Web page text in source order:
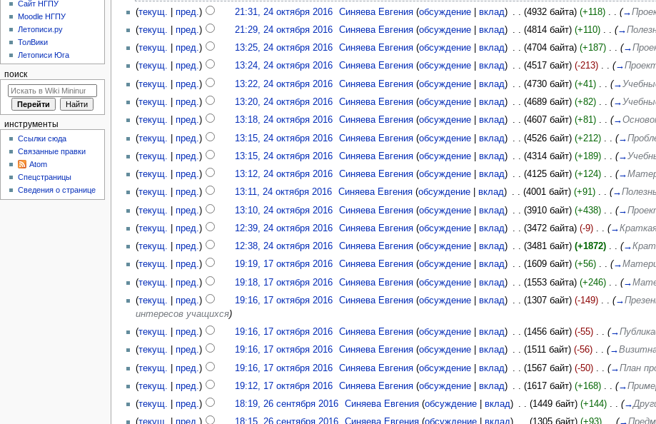
(текущ. пред. ) 21:31, 24 октября 2016‎ Синяева Евгения (обсуждение |вклад) (4932 байта) (+118)‎ (→
(текущ. пред.) 21:29, 24 октября 2016‎ Синяева Евгения (обсуждение |вклад) . . (4814 байт) (+110)‎ . . (→
(текущ. пред.) 13:25, 24 октября 2016‎ Синяева Евгения (обсуждение |вклад) . . (4704 байта) (+187)‎ . . (→
(текущ. пред.) 13:24, 24 октября 2016‎ Синяева Евгения (обсуждение |вклад) . . (4517 байт) (-213)‎ . . (→
(текущ. пред. ) 13:22, 24 октября 2016‎ Синяева Евгения (обсуждение |вклад) (4730 байт) (+41)‎ (→
(текущ. пред.) 13:20, 24 октября 2016‎ Синяева Евгения (обсуждение |вклад) . . (4689 байт) (+82)‎ . . (→
(текущ. пред.) 13:18, 24 октября 2016‎ Синяева Евгения (обсуждение |вклад) . . (4607 байт) (+81)‎ . . (→
(текущ. пред. ) 13:15, 24 октября 2016‎ Синяева Евгения (обсуждение |вклад) (4526 байт) (+212)‎ (→
(текущ. пред. ) 13:15, 24 октября 2016‎ Синяева Евгения (обсуждение |вклад) (4314 байт) (+189)‎ (→
(текущ. пред.) 13:12, 24 октября 2016‎ Синяева Евгения (обсуждение |вклад) . . (4125 байт) (+124)‎ . . (→
(текущ. пред.) 13:11, 24 октября 2016‎ Синяева Евгения (обсуждение |вклад) . . (4001 байт) (+91)‎ . . (→
(текущ. пред. ) 13:10, 24 октября 2016‎ Синяева Евгения (обсуждение |вклад) (3910 байт) (+438)‎ (→
(текущ. пред.) 12:39, 24 октября 2016‎ Синяева Евгения (обсуждение |вклад) . . (3472 байта) (-9)‎ . . (→
(текущ. пред.) 12:38, 24 октября 2016‎ Синяева Евгения (обсуждение |вклад) . . (3481 байт) (+1872)‎ . . (→
(текущ. пред.) 19:19, 17 октября 2016‎ Синяева Евгения (обсуждение |вклад) . . (1609 байт) (+56)‎ . . (→
(текущ. пред. ) 19:18, 17 октября 2016‎ Синяева Евгения (обсуждение |вклад) (1553 байта) (+246)‎ (→
(текущ. пред.) 19:16, 17 октября 2016‎ Синяева Евгения (обсуждение |вклад) . . (1307 байт) (-149)‎ . . (→
интересов учащихся)
(текущ. пред.) 19:16, 17 октября 2016‎ Синяева Евгения (обсуждение |вклад) . . (1456 байт) (-55)‎ . . (→
(текущ. пред.) 19:16, 17 октября 2016‎ Синяева Евгения (обсуждение |вклад) . . (1511 байт) (-56)‎ . . (→
(текущ. пред. ) 19:16, 17 октября 2016‎ Синяева Евгения (обсуждение |вклад) (1567 байт) (-50)‎ (→План
(текущ. пред.) 19:12, 17 октября 2016‎ Синяева Евгения (обсуждение |вклад) . . (1617 байт) (+168)‎ . . (→
(текущ. пред.) 18:19, 26 сентября 2016‎ Синяева Евгения (обсуждение |вклад) . . (1449 байт) (+144)‎ . . (→
Cайт НГПУ
Moodle НГПУ
Летописи.ру
ТолВики
Летописи Юга
поиск
инструменты
Ссылки сюда
Связанные правки
Atom
Спецстраницы
Сведения о странице